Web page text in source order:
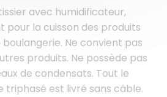
avec humidificateur,
pour la cuisson des produits
Ne convient pas
produits. Ne possède pas
de condensats. Tout le
triphasé est livré sans câble.